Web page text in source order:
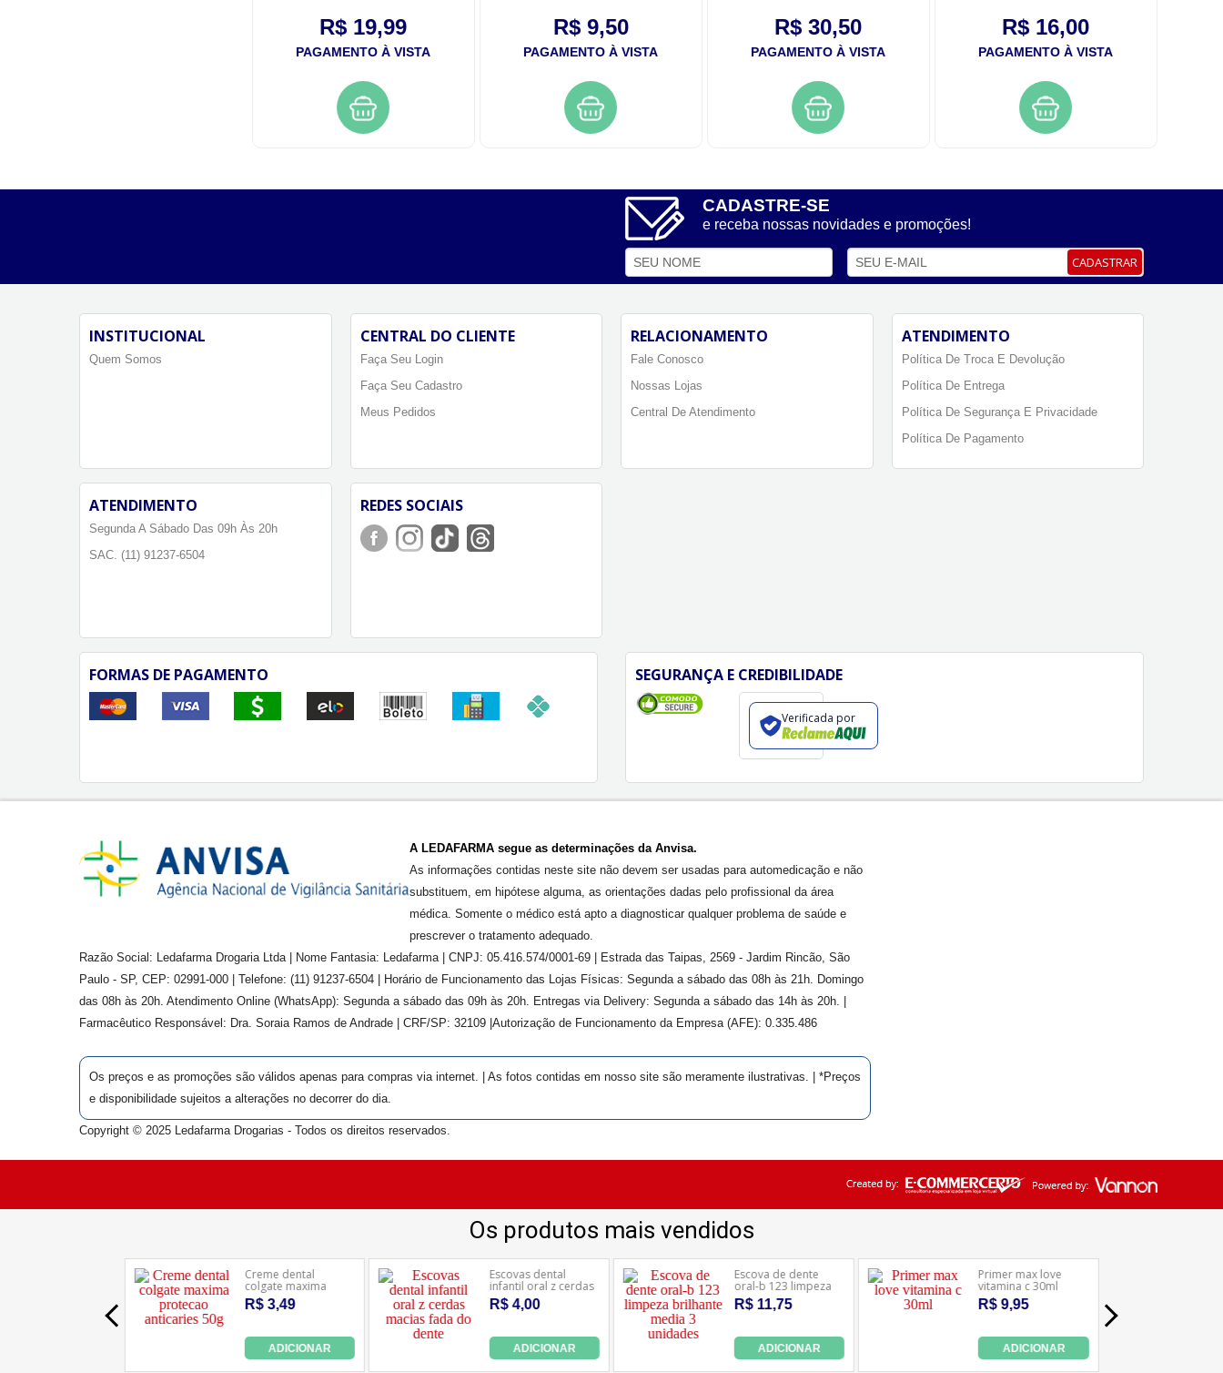
R$ 19,99
PAGAMENTO À VISTA
R$ 9,50
PAGAMENTO À VISTA
R$ 30,50
PAGAMENTO À VISTA
R$ 16,00
PAGAMENTO À VISTA
CADASTRE-SE
e receba nossas novidades e promoções!
CADASTRAR
INSTITUCIONAL
Quem Somos
CENTRAL DO CLIENTE
Faça Seu Login
Faça Seu Cadastro
Meus Pedidos
RELACIONAMENTO
Fale Conosco
Nossas Lojas
Central De Atendimento
ATENDIMENTO
Política De Troca E Devolução
Política De Entrega
Política De Segurança E Privacidade
Política De Pagamento
ATENDIMENTO
Segunda A Sábado Das 09h Às 20h
SAC. (11) 91237-6504
REDES SOCIAIS
FORMAS DE PAGAMENTO SEGURANÇA E CREDIBILIDADE
Verificada por
A LEDAFARMA segue as determinações da Anvisa.
As informações contidas neste site não devem ser usadas para automedicação e não
substituem, em hipótese alguma, as orientações dadas pelo profissional da área
médica. Somente o médico está apto a diagnosticar qualquer problema de saúde e
prescrever o tratamento adequado.
Razão Social: Ledafarma Drogaria Ltda | Nome Fantasia: Ledafarma | CNPJ: 05.416.574/0001-69 | Estrada das Taipas, 2569 - Jardim Rincão, São
Paulo - SP, CEP: 02991-000 | Telefone: (11) 91237-6504 | Horário de Funcionamento das Lojas Físicas: Segunda a sábado das 08h às 21h. Domingo
das 08h às 20h. Atendimento Online (WhatsApp): Segunda a sábado das 09h às 20h. Entregas via Delivery: Segunda a sábado das 14h às 20h. |
Farmacêutico Responsável: Dra. Soraia Ramos de Andrade | CRF/SP: 32109 |Autorização de Funcionamento da Empresa (AFE): 0.335.486
Os preços e as promoções são válidos apenas para compras via internet. | As fotos contidas em nosso site são meramente ilustrativas. | *Preços
e disponibilidade sujeitos a alterações no decorrer do dia.
Copyright © 2025 Ledafarma Drogarias - Todos os direitos reservados.